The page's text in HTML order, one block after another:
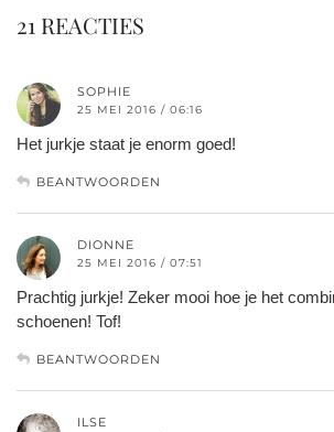
21 REACTIES
SOPHIE
25 MEI 2016 / 06:16
Het jurkje staat je enorm goed!
BEANTWOORDEN
DIONNE
25 MEI 2016 / 07:51
Prachtig jurkje! Zeker mooi hoe je het
schoenen! Tof!
BEANTWOORDEN
ILSE